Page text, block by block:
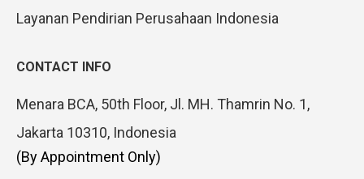
Layanan Pendirian Perusahaan Indonesia
CONTACT INFO
Menara BCA, 50th Floor, Jl. MH. Thamrin No. 1,
Jakarta 10310, Indonesia
(By Appointment Only)